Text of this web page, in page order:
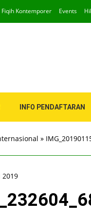
Fiqih Kontemporer Events
INFO PENDAFTARAN
»
2019